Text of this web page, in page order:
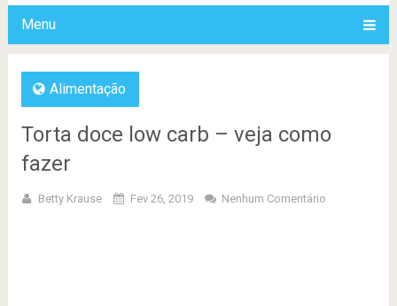
Menu
Alimentação
Torta doce low carb – veja como
fazer
Betty Krause Fev 26, 2019 Nenhum Comentário